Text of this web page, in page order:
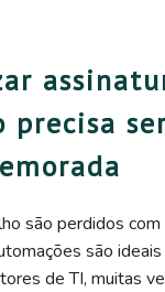
precisa
são perdidos
são
de TI, muitas